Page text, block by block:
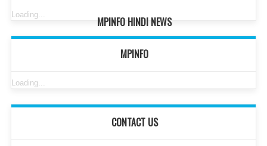
MPINFO HINDI NEWS
Loading...
MPINFO
Loading...
CONTACT US